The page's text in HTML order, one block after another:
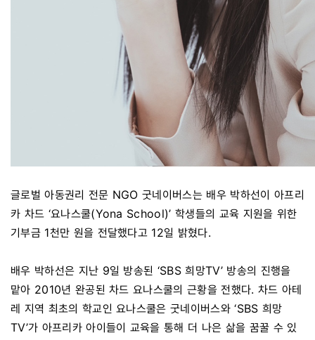
글로벌 아동권리 전문 NGO 굿네이버스는 배우 박하선이 아프리
카 차드 ‘요나스쿨(Yona School)’ 학생들의 교육 지원을 위한
기부금 1천만 원을 전달했다고 12일 밝혔다.
배우 박하선은 지난 9일 방송된 ‘SBS 희망TV’ 방송의 진행을
맡아 2010년 완공된 차드 요나스쿨의 근황을 전했다. 차드 아테
레 지역 최초의 학교인 요나스쿨은 굿네이버스와 ‘SBS 희망
TV’가 아프리카 아이들이 교육을 통해 더 나은 삶을 꿈꿀 수 있